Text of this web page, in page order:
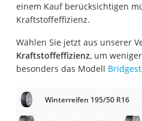
einem Kauf berücksichtigen
Kraftstoffeffizienz.
Wählen Sie jetzt aus unserer
Kraftstoffeffizienz, um
besonders das Modell
Winterreifen 195/50 R16